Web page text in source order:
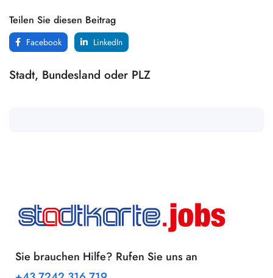
Teilen Sie diesen Beitrag
Facebook LinkedIn
Stadt, Bundesland oder PLZ
Sie brauchen Hilfe? Rufen Sie uns an